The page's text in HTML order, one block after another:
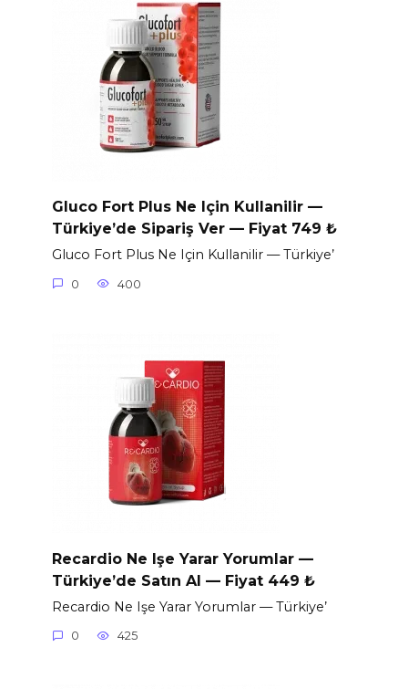
Gluco Fort Plus Ne Için Kullanilir —
Türkiye’de Sipariş Ver — Fiyat 749 ₺
Gluco Fort Plus Ne Için Kullanilir — Türkiye’
0 400
Recardio Ne Işe Yarar Yorumlar —
Türkiye’de Satın Al — Fiyat 449 ₺
Recardio Ne Işe Yarar Yorumlar — Türkiye’
0 425